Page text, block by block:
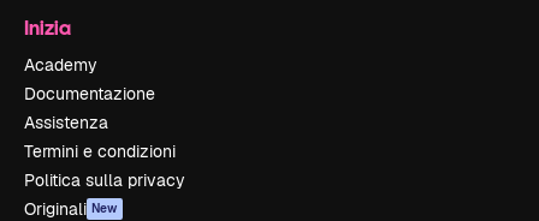
Inizia
Academy
Documentazione
Assistenza
Termini e condizioni
Politica sulla privacy
Originali New